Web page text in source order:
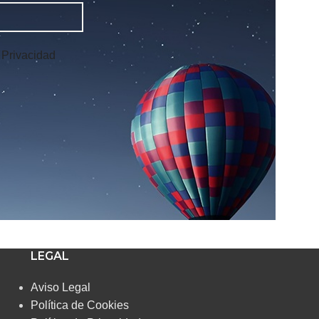
LEGAL
Aviso Legal
Política de Cookies